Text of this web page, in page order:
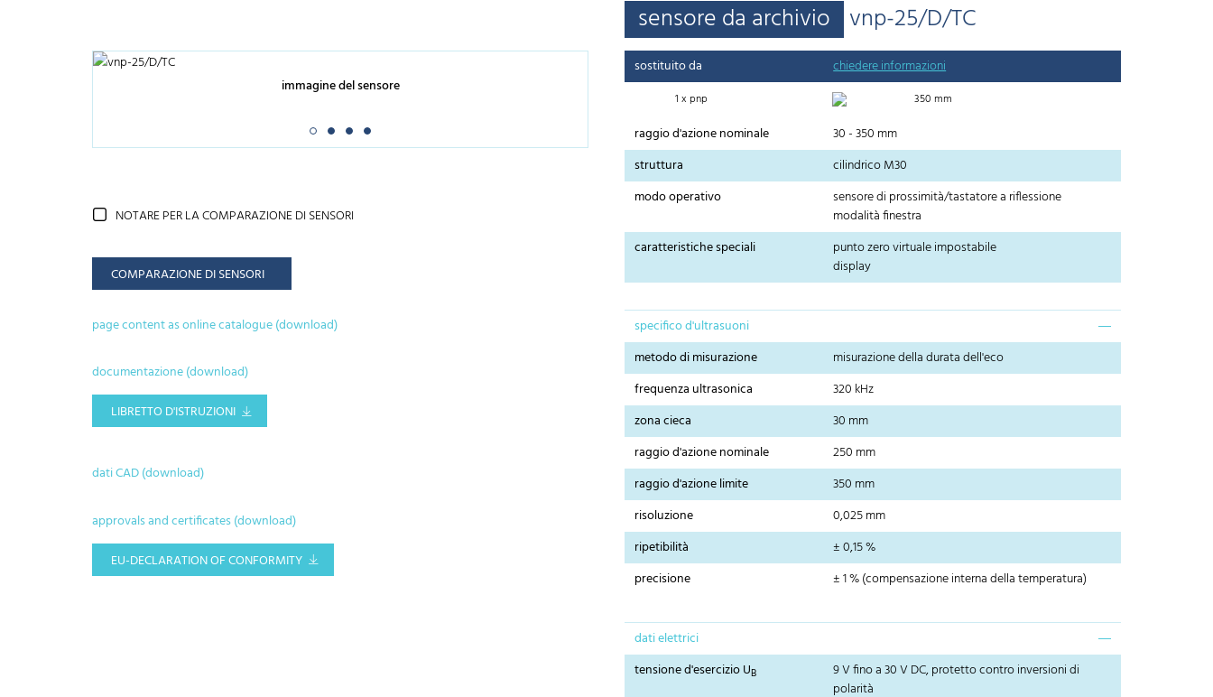
sensore da archivio vnp-25/D/TC
immagine del sensore
NOTARE PER LA COMPARAZIONE DI SENSORI
COMPARAZIONE DI SENSORI
page content as online catalogue (download)
documentazione (download)
LIBRETTO D'ISTRUZIONI
dati CAD (download)
approvals and certificates (download)
EU-DECLARATION OF CONFORMITY
sostituito da chiedere informazioni
1 x pnp 350 mm
raggio d'azione nominale
30 - 350 mm
struttura
cilindrico M30
modo operativo
sensore di prossimità/tastatore a riflessione
modalità finestra
caratteristiche speciali
punto zero virtuale impostabile
display
specifico d'ultrasuoni
metodo di misurazione
misurazione della durata dell'eco
frequenza ultrasonica
320 kHz
zona cieca
30 mm
raggio d'azione nominale
250 mm
raggio d'azione limite
350 mm
risoluzione
0,025 mm
ripetibilità
± 0,15 %
precisione
± 1 % (compensazione interna della temperatura)
dati elettrici
tensione d'esercizio UB
9 V fino a 30 V DC, protetto contro inversioni di
polarità